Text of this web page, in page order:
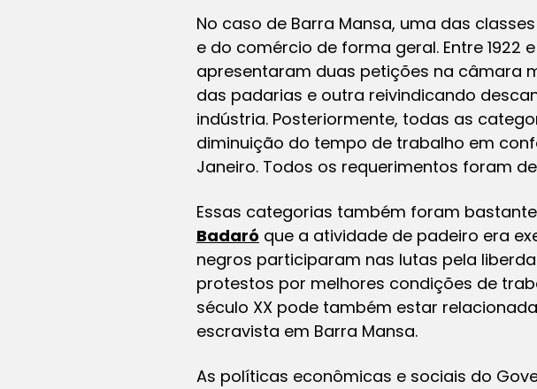
No caso de Barra Mansa, uma das
e do comércio de forma geral. Entre 1922
apresentaram duas petições na câmara
das padarias e outra reivindicando
indústria. Posteriormente, todas as
diminuição do tempo de trabalho em
Janeiro. Todos os requerimentos foram
Essas categorias também foram
Badaró que a atividade de padeiro era
negros participaram nas lutas pela
protestos por melhores condições de
século XX pode também estar
escravista em Barra Mansa.
As políticas econômicas e sociais do